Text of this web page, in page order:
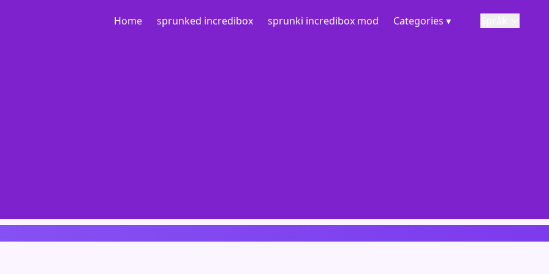
Home sprunked incredibox sprunki incredibox mod Categories ▾